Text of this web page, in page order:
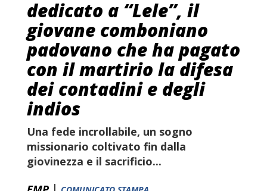
dedicato a “Lele”, il
giovane comboniano
padovano che ha pagato
con il martirio la difesa
dei contadini e degli
indios
Una fede incrollabile, un sogno
missionario coltivato fin dalla
giovinezza e il sacrificio...
|